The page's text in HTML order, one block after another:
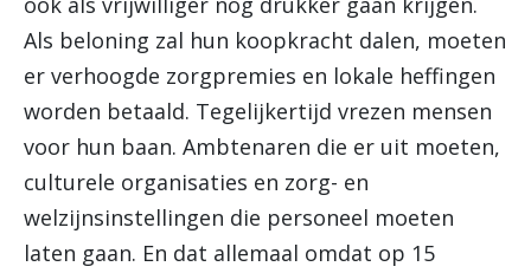
Als beloning zal hun koopkracht dalen, moeten
er verhoogde zorgpremies en lokale heffingen
worden betaald. Tegelijkertijd vrezen mensen
voor hun baan. Ambtenaren die er uit moeten,
culturele organisaties en zorg- en
welzijnsinstellingen die personeel moeten
laten gaan. En dat allemaal omdat op 15